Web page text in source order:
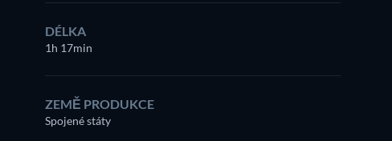
DÉLKA
1h 17min
ZEMĚ PRODUKCE
Spojené státy